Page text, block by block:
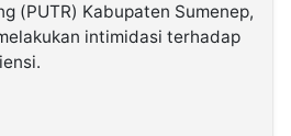
(PUTR) Kabupaten Sumenep,
intimidasi terhadap